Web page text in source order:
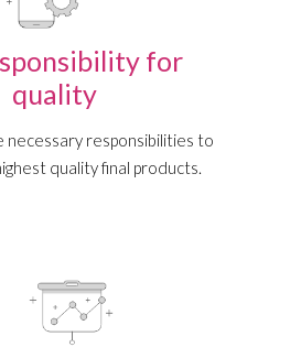
for
quality
necessary responsibilities to
quality final products.